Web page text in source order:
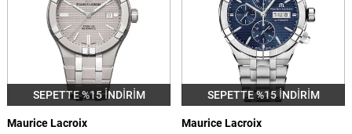
SEPETTE %15 İNDİRİM
Maurice Lacroix
SEPETTE %15 İNDİRİM
Maurice Lacroix